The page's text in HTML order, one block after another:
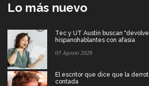
Lo más nuevo
Tec y UT Austin buscan
hispanohablantes con afasia
05 Agosto 2026
El escritor que dice que la
contada